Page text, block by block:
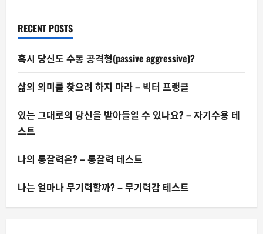
RECENT POSTS
혹시 당신도 수동 공격형(passive aggressive)?
삶의 의미를 찾으려 하지 마라 – 빅터 프랭클
있는 그대로의 당신을 받아들일 수 있나요? – 자기수용 테
스트
나의 통찰력은? – 통찰력 테스트
나는 얼마나 무기력할까? – 무기력감 테스트